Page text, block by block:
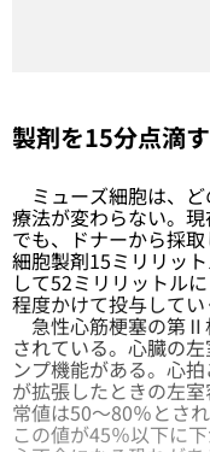
製剤を15分点滴
ミューズ細胞は、
療法が変わらない。
でも、ドナーから採
細胞製剤15ミリリット
して52ミリリットル
程度かけて投与してい
急性心筋梗塞の第Ⅱ
されている。心臓の
ンプ機能がある。心
が拡張したときの左
常値は50～80％とさ
この値が45％以下に